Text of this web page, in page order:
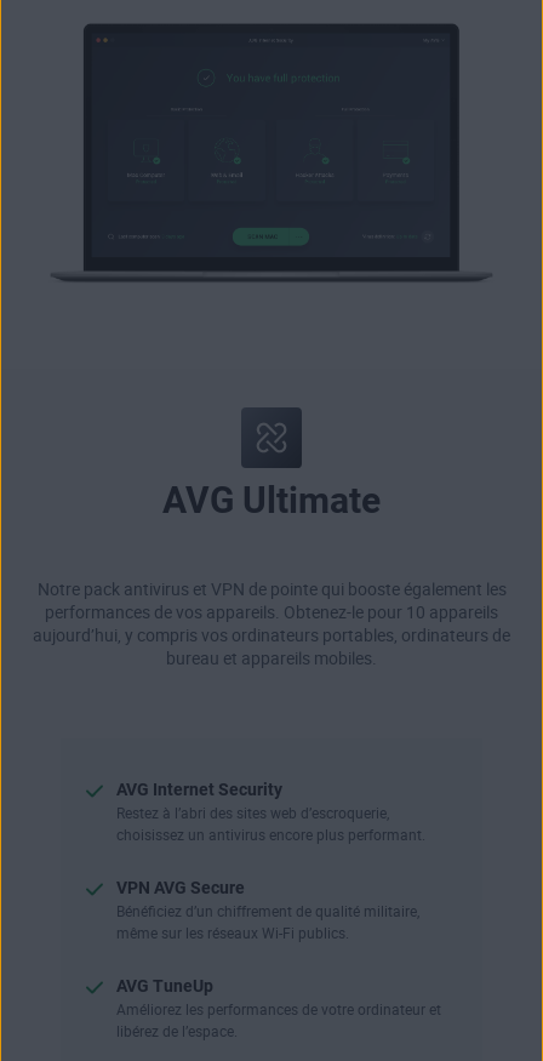
AVG Ultimate
Notre pack antivirus et VPN de pointe qui booste également les
performances de vos appareils. Obtenez-le pour 10 appareils
aujourd’hui, y compris vos ordinateurs portables, ordinateurs de
bureau et appareils mobiles.
AVG Internet Security
Restez à l’abri des sites web d’escroquerie,
choisissez un antivirus encore plus performant.
VPN AVG Secure
Bénéficiez d’un chiffrement de qualité militaire,
même sur les réseaux Wi-Fi publics.
AVG TuneUp
Améliorez les performances de votre ordinateur et
libérez de l’espace.